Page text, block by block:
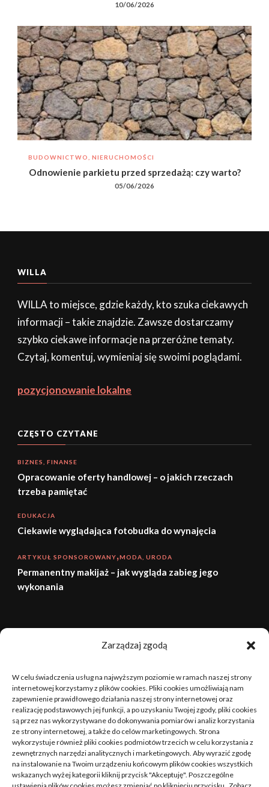
Zarządzaj zgodą
W celu świadczenia usług na najwyższym poziomie w ramach naszej strony
internetowej korzystamy z plików cookies. Pliki cookies umożliwiają nam
zapewnienie prawidłowego działania naszej strony internetowej oraz
realizację podstawowych jej funkcji, a po uzyskaniu Twojej zgody, pliki cookies
są przez nas wykorzystywane do dokonywania pomiarów i analiz korzystania
ze strony internetowej, a także do celów marketingowych. Strona
wykorzystuje również pliki cookies podmiotów trzecich w celu korzystania z
zewnętrznych narzędzi analitycznych i marketingowych. Aby wyrazić zgodę
na instalowanie na Twoim urządzeniu końcowym plików cookies wszystkich
wskazanych wyżej kategorii kliknij przycisk "Akceptuję". Poszczególne
10/06/2026
BUDOWNICTWO, NIERUCHOMOŚCI
Odnowienie parkietu przed sprzedażą: czy warto?
05/06/2026
WILLA
WILLA to miejsce, gdzie każdy, kto szuka ciekawych
informacji – takie znajdzie. Zawsze dostarczamy
szybko ciekawe informacje na przeróżne tematy.
Czytaj, komentuj, wymieniaj się swoimi poglądami.
pozycjonowanie lokalne
CZĘSTO CZYTANE
BIZNES, FINANSE
Opracowanie oferty handlowej – o jakich rzeczach
trzeba pamiętać
EDUKACJA
Ciekawie wyglądająca fotobudka do wynajęcia
ARTYKUŁ SPONSOROWANY MODA, URODA
Permanentny makijaż – jak wygląda zabieg jego
wykonania
3 4 5 6 7 8 9
10 11 12 13 14 15 16
17 18 19 20 21 22 23